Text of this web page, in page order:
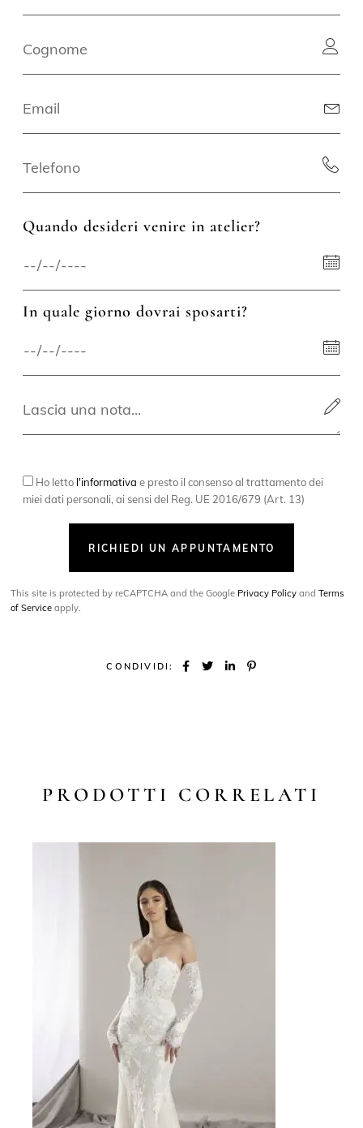
Quando desideri venire in atelier?
In quale giorno dovrai sposarti?
Ho letto l'informativa e presto il consenso al trattamento dei
miei dati personali, ai sensi del Reg. UE 2016/679 (Art. 13)
RICHIEDI UN APPUNTAMENTO
This site is protected by reCAPTCHA and the Google Privacy Policy andTerms
of Service apply.
CONDIVIDI:
PRODOTTI CORRELATI